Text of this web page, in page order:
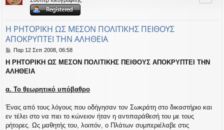
Η ΡΗΤΟΡΙΚΗ ΩΣ ΜΕΣΟΝ ΠΟΛΙΤΙΚΗΣ ΠΕΙΘΟΥΣ
ΑΠΟΚΡΥΠΤΕΙ ΤΗΝ ΑΛΗΘΕΙΑ
Δ
μ
ο
ε
σ
η
Παρ 12 Σεπ 2008, 06:58
Η ΡΗΤΟΡΙΚΗ ΩΣ ΜΕΣΟΝ ΠΟΛΙΤΙΚΗΣ ΠΕΙΘΟΥΣ ΑΠΟΚΡΥΠΤΕΙ ΤΗΝ
ΑΛΗΘΕΙΑ
α. Το θεωρητικό υπόβαθρο
Ένας από τους λόγους που οδήγησαν τον Σωκράτη στο δικαστήριο και
εν τέλει στο να πιει το κώνειον ήταν η αντιπαράθεσή του με τους
ρήτορες. Ως μαθητής του, λοιπόν, ο Πλάτων συμπεριέλαβε στις